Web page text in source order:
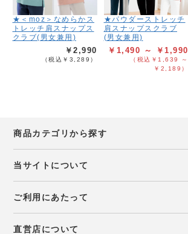
★＜moz＞なめらかス
トレッチ肩スナップス
クラブ(男女兼用)
￥2,990
（税込￥3,289）
★パウダーストレッチ
肩スナップスクラブ
(男女兼用)
￥1,490 ～ ￥1,990
（税込￥1,639 ～
￥2,189）
商品カテゴリから探す
当サイトについて
ご利用にあたって
直営店について